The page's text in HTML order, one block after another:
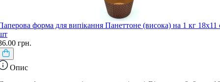
форма для випікання Панеттоне (висока) на 1 кг 18х11
грн.
Опис